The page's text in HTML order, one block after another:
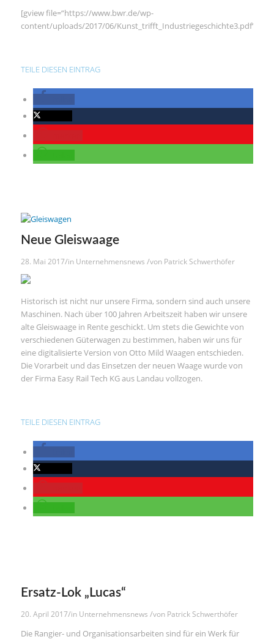
[gview file=“https://www.bwr.de/wp-
content/uploads/2017/06/Kunst_trifft_Industriegeschichte3.pdf“]
TEILE DIESEN EINTRAG
Neue Gleiswaage
28. Mai 2017/in Unternehmensnews /von Patrick Schwerthöfer
Historisch ist nicht nur unsere Firma, sondern sind auch unsere
Maschinen. Nach über 100 Jahren Arbeitszeit haben wir unsere
alte Gleiswaage in Rente geschickt. Um stets die Gewichte von
verschiedenen Güterwagen zu bestimmen, haben wir uns für
eine digitalisierte Version von Otto Mild Waagen entschieden.
Die Vorarbeit und das Einsetzen der neuen Waage wurde von
der Firma Easy Rail Tech KG aus Landau vollzogen.
TEILE DIESEN EINTRAG
Ersatz-Lok „Lucas“
20. April 2017/in Unternehmensnews /von Patrick Schwerthöfer
Die Rangier- und Organisationsarbeiten sind für ein Werk für